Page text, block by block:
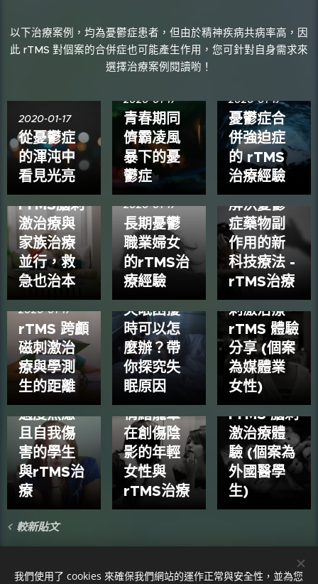
以下治療案例，均為憂鬱症患者，但由於精神疾病共病率高，因
此 rTMS 對個案的合併症也可能產生作用，您可針對自身需求來
選擇治療案例閱讀喲！
2020-01-17
從憂鬱症
的渾沌中
看見光亮
2020-01-17
青春期同
儕霸凌風
暴下的憂
鬱症
2020-01-17
憂鬱症合
併強迫症
的 rTMS
治療經驗
2020-01-17
rTMS腦刺
激治療與
家族治療
並行，救
急也治本
2020-01-17
長期憂鬱
職業婦女
的rTMS治
療經驗
2020-01-17
解決憂鬱
症藥物副
作用的新
科技療法 -
rTMS治療
2020-01-17
rTMS 跨顱
磁刺激治
療與學測
生的距離
2020-01-17
失眠困擾
時可以怎
麼辦？帶
你探究失
眠原因
2020-01-14
針對失眠
焦慮與憂
鬱症的腦
刺激治療
rTMS 體驗
分享 (個案
為媒體業
女性)
2020-01-14
過度焦慮
且自我傷
害的學生
與rTMS治
療
2020-01-14
情緒籠罩
在創傷陰
影的年輕
女性與
rTMS治療​
2020-01-14
重度憂鬱
症患者的
rTMS 腦刺
激治療體
驗 (個案為
外國醫學
生)
較新貼文
我想預約TMS諮詢
我們使用了 cookies 來確保我們網站的運作正常與安全性，並為您